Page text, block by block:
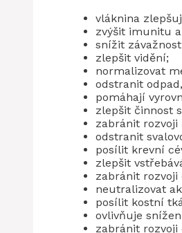
vláknina
zvýšit imunitu
snížit
zlepšit vidění;
normalizovat
odstranit
pomáhají
zlepšit činnost
zabránit rozvoji
odstranit
posílit krevní
zlepšit
zabránit
neutralizovat
posílit kostní
ovlivňuje
zabránit rozvoji